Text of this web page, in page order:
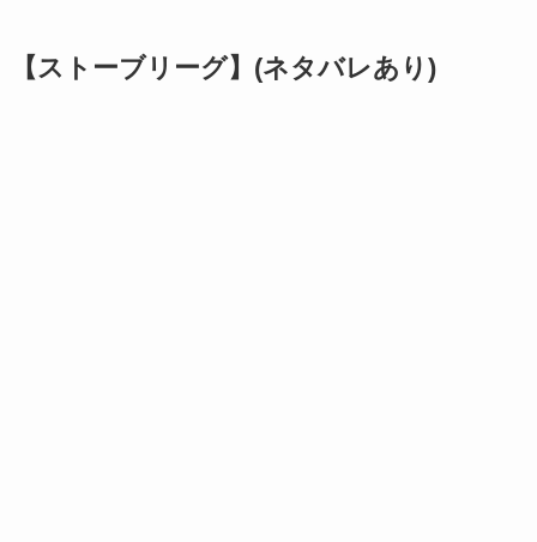
【ストーブリーグ】(ネタバレあり)